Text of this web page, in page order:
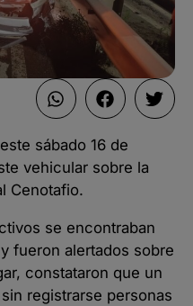
sábado 16 de
vehicular sobre la
Cenotafio.
se encontraban
fueron alertados sobre
constataron que un
registrarse personas